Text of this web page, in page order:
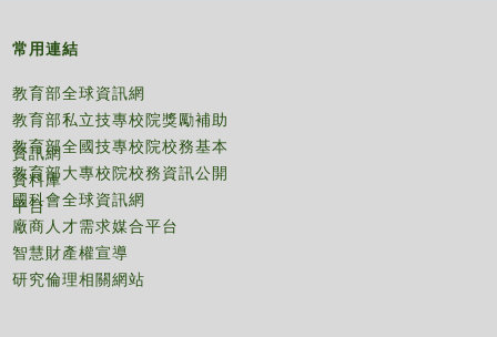
常用連結
教育部全球資訊網
教育部私立技專校院獎勵補助
資訊網
教育部全國技專校院校務基本
資料庫
教育部大專校院校務資訊公開
平台
國科會全球資訊網
廠商人才需求媒合平台
智慧財產權宣導
研究倫理相關網站